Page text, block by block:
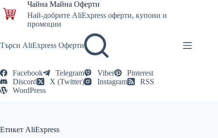
to
content
Чайна Майна Оферти
Най-добрите AliExpress оферти, купони и
промоции
Търси AliExpress Оферти
Facebook Telegram Viber
Pinterest
Discord
X (Twitter) Instagram
RSS
WordPress
Етикет AliExpress